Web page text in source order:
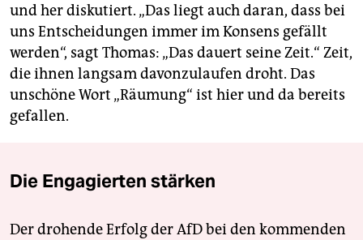
und her diskutiert. „Das liegt auch daran, dass bei
uns Entscheidungen immer im Konsens gefällt
werden“, sagt Thomas: „Das dauert seine Zeit.“ Zeit,
die ihnen langsam davonzulaufen droht. Das
unschöne Wort „Räumung“ ist hier und da bereits
gefallen.
Die Engagierten stärken
Der drohende Erfolg der AfD bei den kommenden